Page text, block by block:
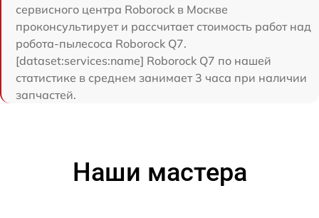
сервисного центра Roborock в Москве
проконсультирует и рассчитает стоимость работ над
робота-пылесоса Roborock Q7.
[dataset:services:name] Roborock Q7 по нашей
статистике в среднем занимает 3 часа при наличии
запчастей.
Наши мастера